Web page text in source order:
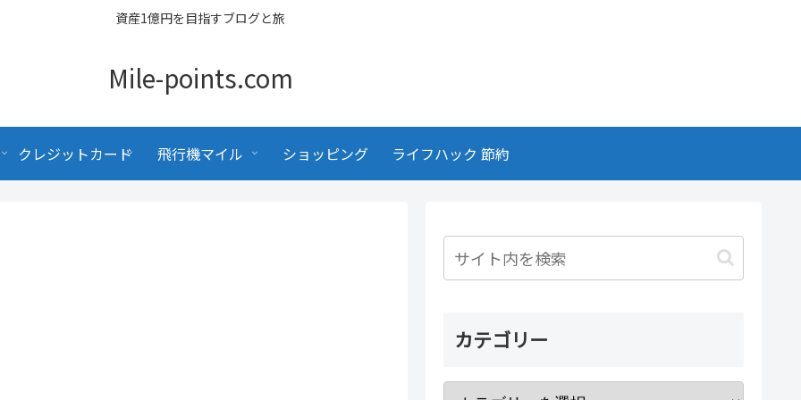
資産1億円を目指すブログと旅
Mile-points.com
クレジットカード 飛行機マイル ショッピング ライフハック 節約
カテゴリー